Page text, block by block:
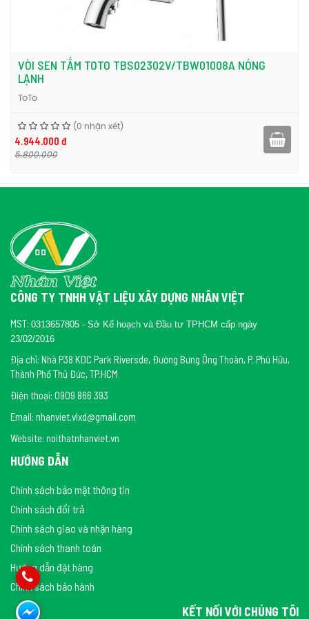
độ là vòi sen tắm chất lượng được phân phối tại Nội thất Nhân
Việt. Liên hệ với chúng tôi để mua sản phẩm bộ sen TOTO
TBG01302V/DGH108ZR nóng lạnh tay sen 5 chế độ nhé.
Để tham khảo thêm về vòi sen tắm, bạn có thể tìm hiểu các sản
phẩm khác tạivòi sen tắm Toto,vòi sen tắm, thiết bị vệ sinh
Toto
VÒI SEN TẮM TOTO TBS02302V/TBW01008A NÓNG
LẠNH
ToTo
(0 nhận xét)
4.944.000 đ
5.800.000
CÔNG TY TNHH VẬT LIỆU XÂY DỰNG NHÂN VIỆT
MST: 0313657805 - Sở Kế hoạch và Đầu tư TPHCM cấp ngày
23/02/2016
Địa chỉ: Nhà P38 KDC Park Riversde, Đường Bưng Ông Thoàn, P. Phú Hữu,
Thành Phố Thủ Đức, TP.HCM
Điện thoại: 0909 866 393
Email: nhanviet.vlxd@gmail.com
Website: noithatnhanviet.vn
HƯỚNG DẪN
Chính sách bảo mật thông tin
Chính sách đổi trả
Chính sách giao và nhận hàng
Chính sách thanh toán
Hướng dẫn đặt hàng
Chính sách bảo hành
KẾT NỐI VỚI CHÚNG TÔI